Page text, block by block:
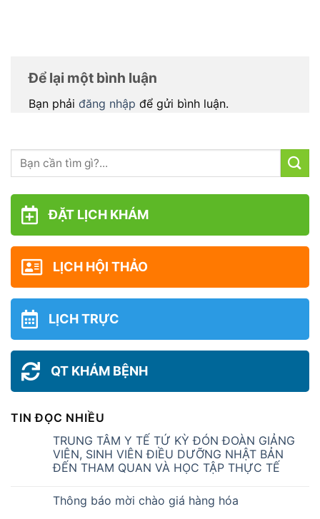
Để lại một bình luận
Bạn phải đăng nhập để gửi bình luận.
ĐẶT LỊCH KHÁM
LỊCH HỘI THẢO
LỊCH TRỰC
QT KHÁM BỆNH
TIN ĐỌC NHIỀU
TRUNG TÂM Y TẾ TỨ KỲ ĐÓN ĐOÀN GIẢNG
VIÊN, SINH VIÊN ĐIỀU DƯỠNG NHẬT BẢN
ĐẾN THAM QUAN VÀ HỌC TẬP THỰC TẾ
Thông báo mời chào giá hàng hóa